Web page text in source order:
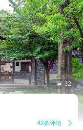
 32
42条评论 